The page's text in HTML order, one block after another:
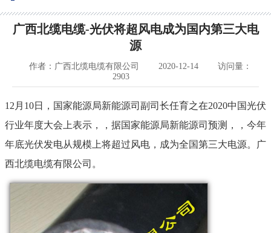
广西北缆电缆-光伏将超风电成为国内第三大电
源
作者：广西北缆电缆有限公司 2020-12-14
访问量：
2903
12月10日，国家能源局新能源司副司长任育之在2020中国光伏
行业年度大会上表示，，据国家能源局新能源司预测，，今年
年底光伏发电从规模上将超过风电，成为全国第三大电源。广
西北缆电缆有限公司。